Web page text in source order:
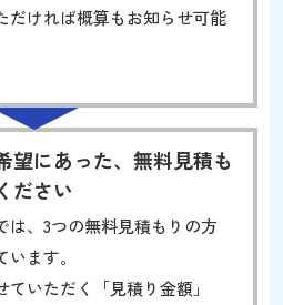
だければ概算もお知らせ可能
望にあった、無料見積も
ださい
は、3つの無料見積もりの方
ます。
ていただく「見積り金額」